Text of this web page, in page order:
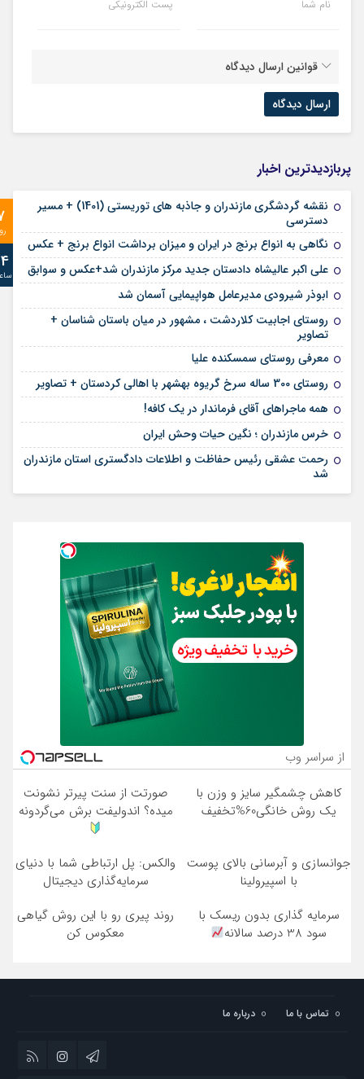
نام شما پست الکترونیکی
قوانین ارسال دیدگاه
پربازدیدترین اخبار
نقشه گردشگری مازندران و جاذبه های توریستی (1401) + مسیر
دسترسی
نگاهی به انواع برنج در ایران و میزان برداشت انواع برنج + عکس
علی‌ اکبر عالیشاه دادستان جدید مرکز مازندران شد+عکس و سوابق
ابوذر شیرودی مدیرعامل هواپیمایی آسمان شد
روستای اجابیت کلاردشت ، مشهور در میان باستان شناسان +
تصاویر
معرفی روستای سمسکنده علیا
روستای 300 ساله سرخ ‌گریوه بهشهر با اهالی کردستان + تصاویر
همه ماجراهای آقای فرماندار در یک کافه!
خرس مازندران ؛ نگین حیات وحش ایران
رحمت عشقی رئیس حفاظت و اطلاعات دادگستری استان مازندران
شد
از سراسر وب
کاهش چشمگیر سایز و وزن با
یک روش خانگی60%تخفیف
صورتت از سنت پیرتر نشونت
میده؟ اندولیفت برش می‌گردونه
جوانسازی و آبرسانی بالای پوست
با اسپیرولینا
والکس: پل ارتباطی شما با دنیای
سرمایه‌گذاری دیجیتال
سرمایه گذاری بدون ریسک با
سود 38 درصد سالانه
روند پیری رو با این روش گیاهی
معکوس کن
تماس با ما درباره ما